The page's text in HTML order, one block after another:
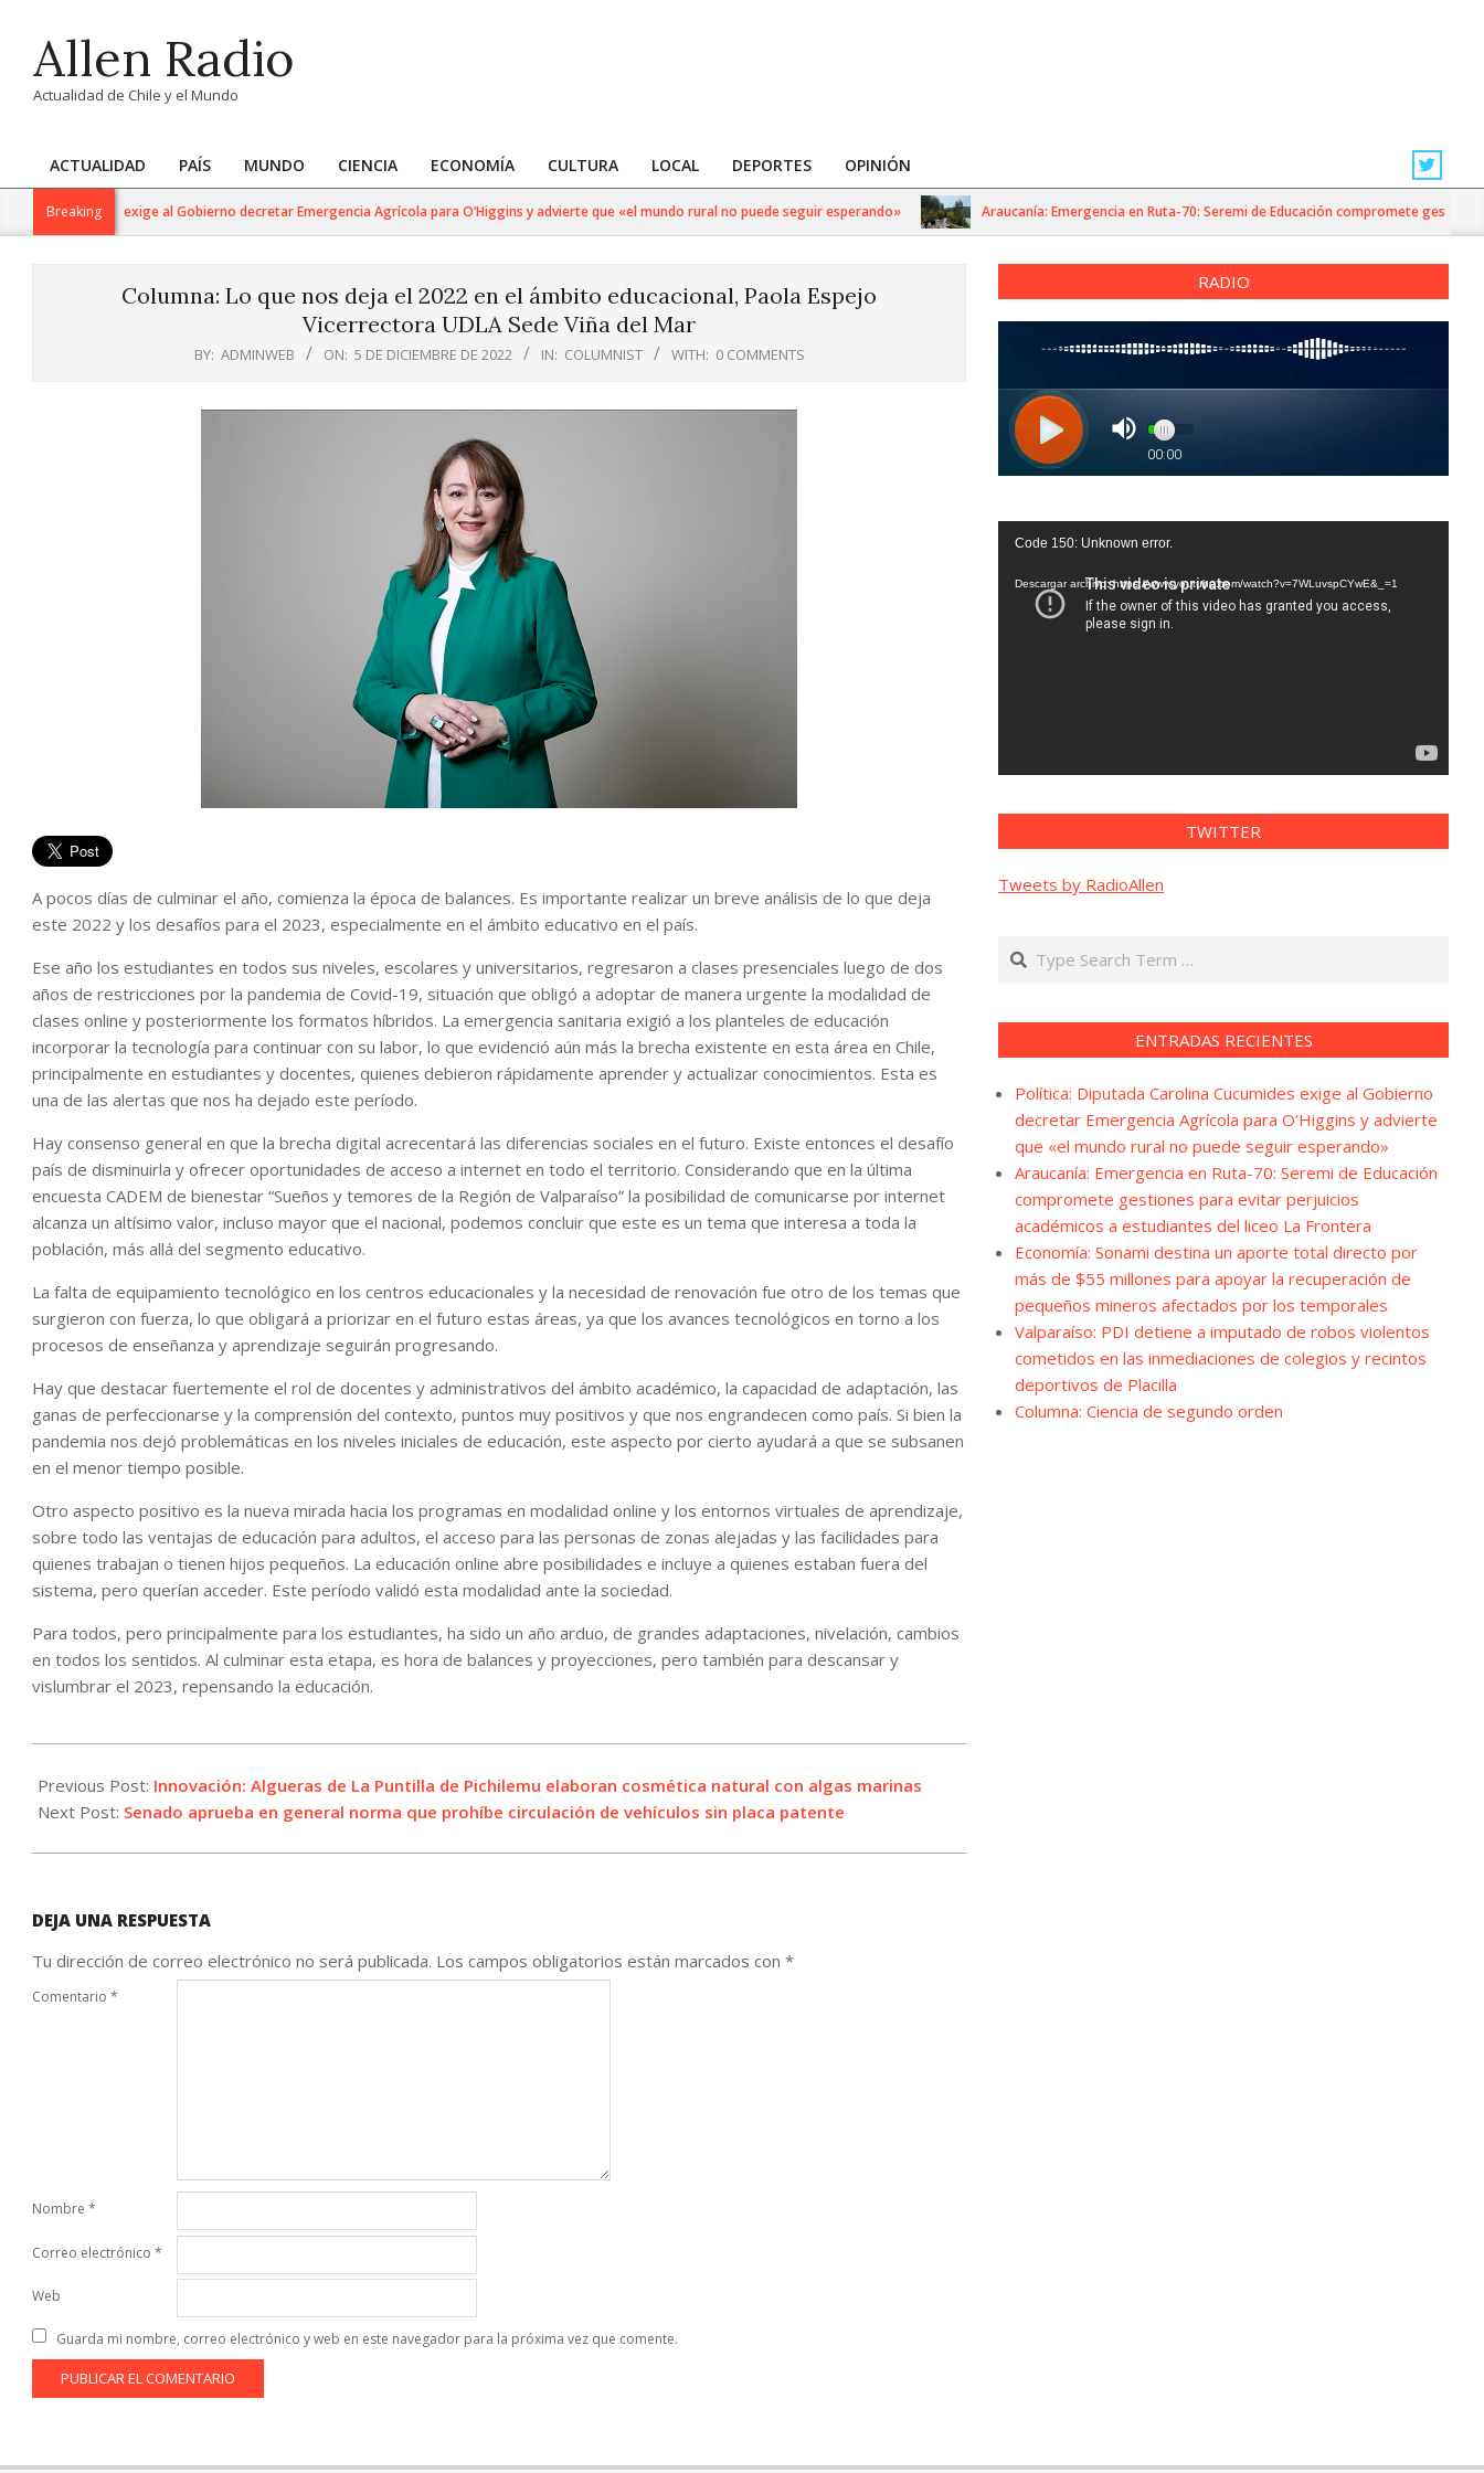
contentAllen Radio
Actualidad de Chile y el Mundo
Primary
Navigation
ACTUALIDAD PAÍS MUNDO CIENCIA ECONOMÍA CULTURA LOCAL DEPORTES OPINIÓN
Breaking
Cucumides exige al Gobierno decretar Emergencia Agrícola para O’Higgins y advierte que «el mundo rural no puede seguir esperando» Araucanía: Emergencia en Ruta-70: Seremi de Educación compromete gestiones
Columna: Lo que nos deja el 2022 en el ámbito educacional, Paola Espejo
Vicerrectora UDLA Sede Viña del Mar
BY: ADMINWEB ON: 5 DE DICIEMBRE DE 2022 IN: COLUMNIST WITH: 0 COMMENTS
A pocos días de culminar el año, comienza la época de balances. Es importante realizar un breve análisis de lo que deja
este 2022 y los desafíos para el 2023, especialmente en el ámbito educativo en el país.
Ese año los estudiantes en todos sus niveles, escolares y universitarios, regresaron a clases presenciales luego de dos
años de restricciones por la pandemia de Covid-19, situación que obligó a adoptar de manera urgente la modalidad de
clases online y posteriormente los formatos híbridos. La emergencia sanitaria exigió a los planteles de educación
incorporar la tecnología para continuar con su labor, lo que evidenció aún más la brecha existente en esta área en Chile,
principalmente en estudiantes y docentes, quienes debieron rápidamente aprender y actualizar conocimientos. Esta es
una de las alertas que nos ha dejado este período.
Hay consenso general en que la brecha digital acrecentará las diferencias sociales en el futuro. Existe entonces el desafío
país de disminuirla y ofrecer oportunidades de acceso a internet en todo el territorio. Considerando que en la última
encuesta CADEM de bienestar “Sueños y temores de la Región de Valparaíso” la posibilidad de comunicarse por internet
alcanza un altísimo valor, incluso mayor que el nacional, podemos concluir que este es un tema que interesa a toda la
población, más allá del segmento educativo.
La falta de equipamiento tecnológico en los centros educacionales y la necesidad de renovación fue otro de los temas que
surgieron con fuerza, lo que obligará a priorizar en el futuro estas áreas, ya que los avances tecnológicos en torno a los
procesos de enseñanza y aprendizaje seguirán progresando.
Hay que destacar fuertemente el rol de docentes y administrativos del ámbito académico, la capacidad de adaptación, las
ganas de perfeccionarse y la comprensión del contexto, puntos muy positivos y que nos engrandecen como país. Si bien la
pandemia nos dejó problemáticas en los niveles iniciales de educación, este aspecto por cierto ayudará a que se subsanen
en el menor tiempo posible.
Otro aspecto positivo es la nueva mirada hacia los programas en modalidad online y los entornos virtuales de aprendizaje,
sobre todo las ventajas de educación para adultos, el acceso para las personas de zonas alejadas y las facilidades para
quienes trabajan o tienen hijos pequeños. La educación online abre posibilidades e incluye a quienes estaban fuera del
sistema, pero querían acceder. Este período validó esta modalidad ante la sociedad.
Para todos, pero principalmente para los estudiantes, ha sido un año arduo, de grandes adaptaciones, nivelación, cambios
en todos los sentidos. Al culminar esta etapa, es hora de balances y proyecciones, pero también para descansar y
vislumbrar el 2023, repensando la educación.
12-
05
Previous Post: Innovación: Algueras de La Puntilla de Pichilemu elaboran cosmética natural con algas marinas
Next Post: Senado aprueba en general norma que prohíbe circulación de vehículos sin placa patente
DEJA UNA RESPUESTA
Tu dirección de correo electrónico no será publicada. Los campos obligatorios están marcados con *
Comentario *
Nombre *
Correo electrónico *
Web
Guarda mi nombre, correo electrónico y web en este navegador para la próxima vez que comente.
RADIO
Reproductor
vídeo
Code 150: Unknown error.
Descargar archivo: https://www.youtube.com/watch?v=7WLuvspCYwE&_=1
TWITTER
Tweets by RadioAllen
Search
ENTRADAS RECIENTES
Política: Diputada Carolina Cucumides exige al Gobierno
decretar Emergencia Agrícola para O’Higgins y advierte
que «el mundo rural no puede seguir esperando»
Araucanía: Emergencia en Ruta-70: Seremi de Educación
compromete gestiones para evitar perjuicios
académicos a estudiantes del liceo La Frontera
Economía: Sonami destina un aporte total directo por
más de $55 millones para apoyar la recuperación de
pequeños mineros afectados por los temporales
Valparaíso: PDI detiene a imputado de robos violentos
cometidos en las inmediaciones de colegios y recintos
deportivos de Placilla
Columna: Ciencia de segundo orden